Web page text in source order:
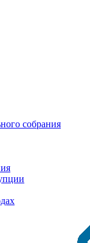
собрания